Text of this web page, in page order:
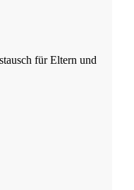
für Eltern und